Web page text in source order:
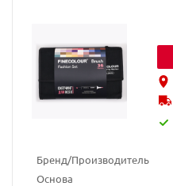
Бренд/Производитель
Основа